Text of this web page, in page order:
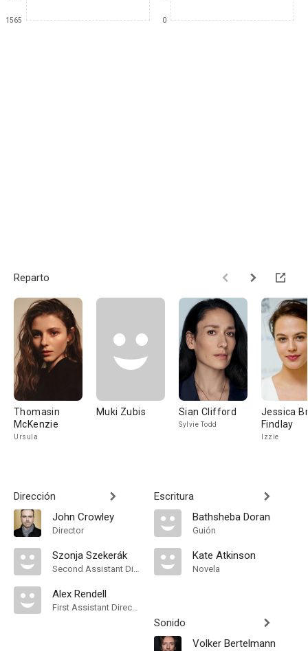
1565 0
Reparto
Thomasin
McKenzie
Ursula
Muki Zubis Sian Clifford
Sylvie Todd
Jessica
Findlay
Izzie
Dirección
John Crowley
Director
Szonja Szekerák
Second Assistant Director
Alex Rendell
First Assistant Director
Escritura
Bathsheba Doran
Guión
Kate Atkinson
Novela
Sonido
Volker Bertelmann